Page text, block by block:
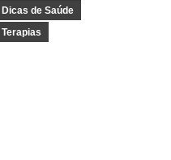
Dicas de Saúde
Terapias